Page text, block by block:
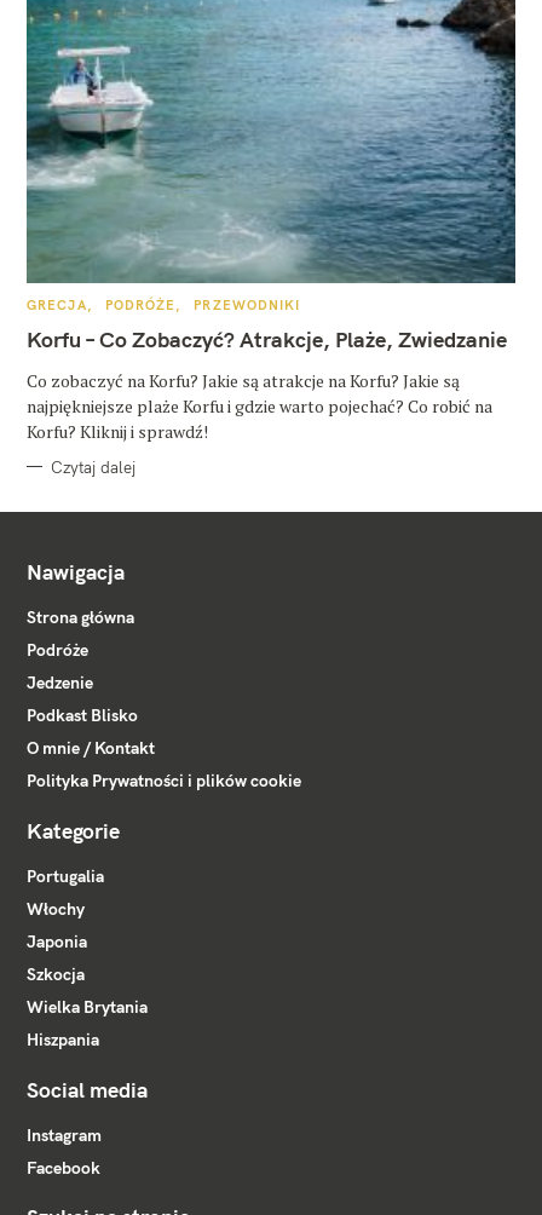
K
T
E
O
R
I
GRECJA PODRÓŻE PRZEWODNIKI
Korfu – Co Zobaczyć? Atrakcje, Plaże, Zwiedzanie
Co zobaczyć na Korfu? Jakie są atrakcje na Korfu? Jakie są
najpiękniejsze plaże Korfu i gdzie warto pojechać? Co robić na
Korfu? Kliknij i sprawdź!
Czytaj dalej
Nawigacja
Strona główna
Podróże
Jedzenie
Podkast Blisko
O mnie / Kontakt
Polityka Prywatności i plików cookie
Kategorie
Portugalia
Włochy
Japonia
Szkocja
Wielka Brytania
Hiszpania
Social media
Instagram
Facebook